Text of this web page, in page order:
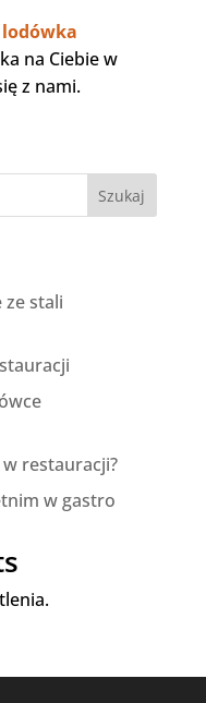
lodówka
na Ciebie w
z nami.
Szukaj
stali
restauracji?
w gastro